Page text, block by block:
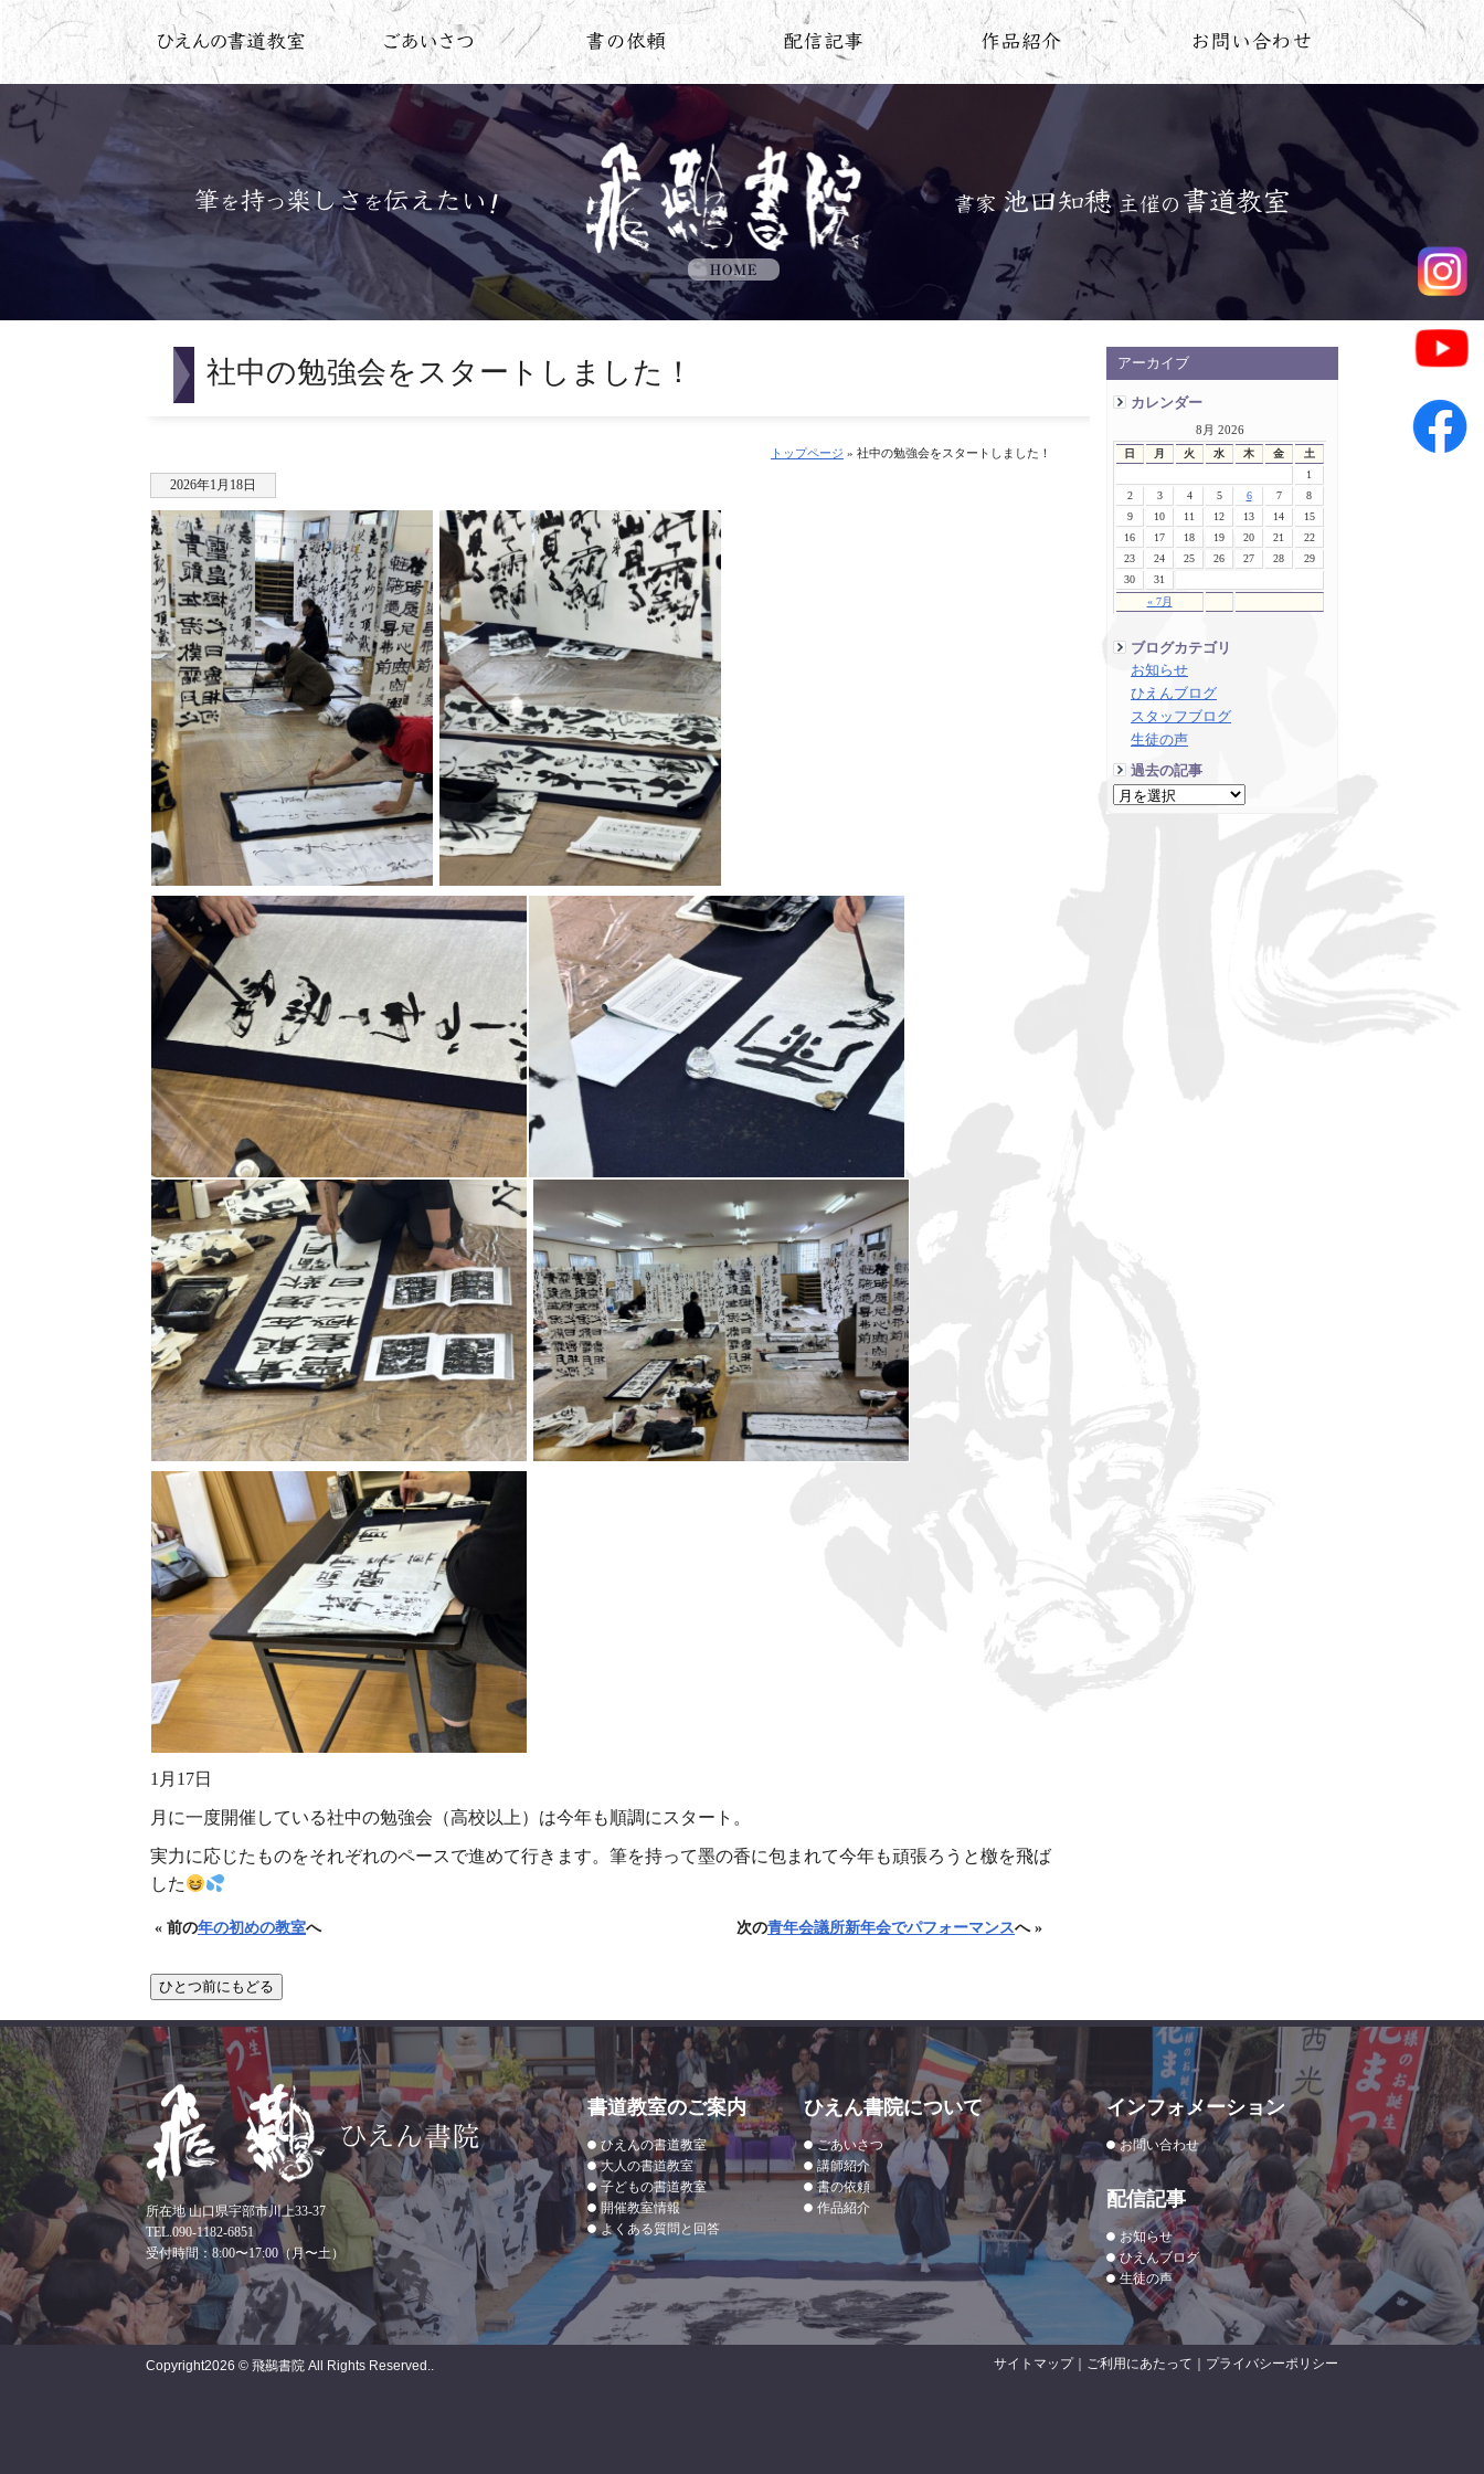
アーカイブ
カレンダー
8月 2026
日 月 火 水 木 金 土
« 7月
1
2
3 4 5 6 7
8
9
10 11 12 13 14
15
16
17 18 19 20 21
22
23
24 25 26 27 28
29
30
31
ブログカテゴリ
お知らせ
ひえんブログ
スタッフブログ
生徒の声
過去の記事
社中の勉強会をスタートしました！
トップページ » 社中の勉強会をスタートしました！
2026年1月18日
1月17日
月に一度開催している社中の勉強会（高校以上）は今年も順調にスタート。
実力に応じたものをそれぞれのペースで進めて行きます。筆を持って墨の香に包まれて今年も頑張ろうと檄を飛ば
した
« 前の年の初めの教室へ 次の青年会議所新年会でパフォーマンスへ »
所在地 山口県宇部市川上33-37
TEL.090-1182-6851
受付時間：8:00〜17:00（月〜土）
書道教室のご案内
ひえんの書道教室
大人の書道教室
子どもの書道教室
開催教室情報
よくある質問と回答
ひえん書院について
ごあいさつ
講師紹介
書の依頼
作品紹介
インフォメーション
お問い合わせ
配信記事
お知らせ
ひえんブログ
生徒の声
Copyright2026 © 飛䴏書院 All Rights Reserved.. サイトマップ｜ ご利用にあたって プライバシーポリシー